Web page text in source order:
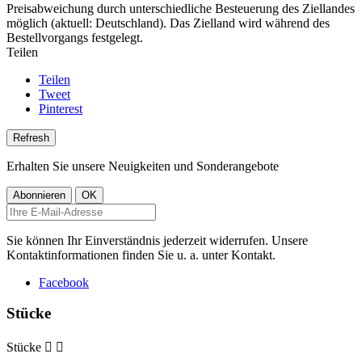
Preisabweichung durch unterschiedliche Besteuerung des Ziellandes
möglich (aktuell: Deutschland). Das Zielland wird während des
Bestellvorgangs festgelegt.
Teilen
Teilen
Tweet
Pinterest
Erhalten Sie unsere Neuigkeiten und Sonderangebote
Sie können Ihr Einverständnis jederzeit widerrufen. Unsere
Kontaktinformationen finden Sie u. a. unter Kontakt.
Facebook
Stücke
Stücke  